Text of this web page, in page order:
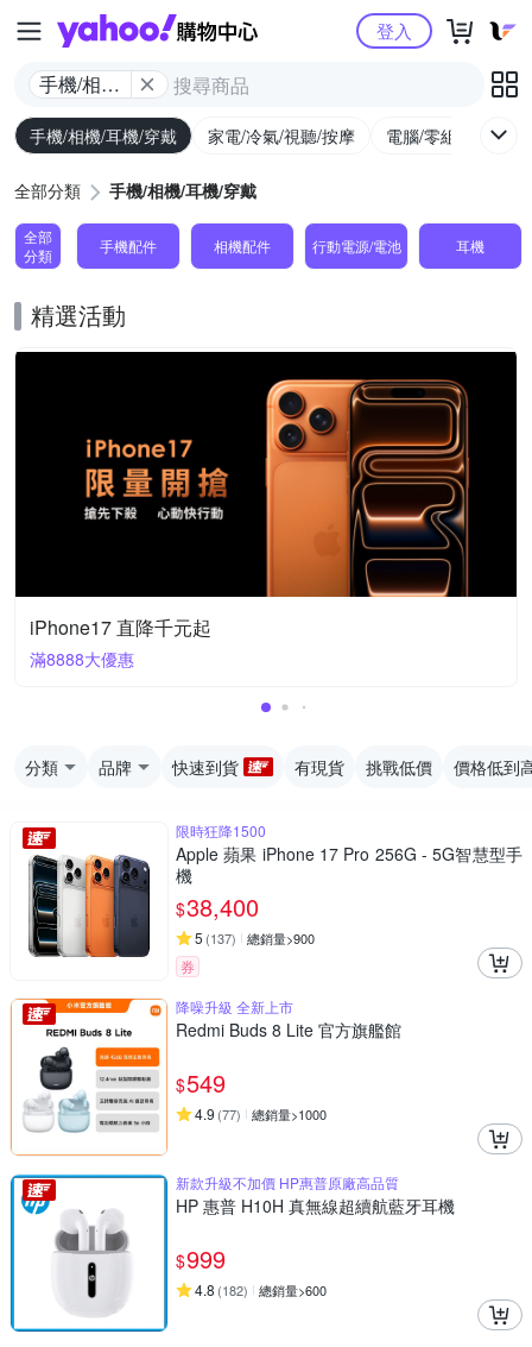
Yahoo購物中心
手機/相機/
耳機/穿戴
登入
手機/相機/耳機/穿戴 家電/冷氣/視聽/按摩 電腦/零組件/週邊/
全部分類 手機/相機/耳機/穿戴
全部
分類
手機配件 相機配件 行動電源/電池 耳機
精選活動
iPhone17 直降千元起
滿8888大優惠
分類 品牌 快速到貨 有現貨 挑戰低價 價格低到
限時狂降1500
Apple 蘋果 iPhone 17 Pro 256G - 5G智慧型手
機
$38,400
5 (137) 總銷量>900
券
降噪升級 全新上市
Redmi Buds 8 Lite 官方旗艦館
$549
4.9 (77) 總銷量>1000
新款升級不加價 HP惠普原廠高品質
HP 惠普 H10H 真無線超續航藍牙耳機
$999
4.8 (182) 總銷量>600